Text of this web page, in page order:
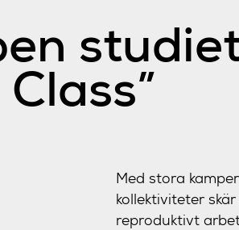
Med stora
kollektiviteter
reproduktivt